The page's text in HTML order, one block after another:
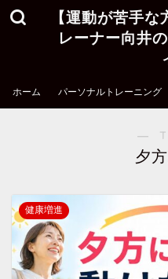
【運動が苦手
レーナー向井
ホーム パーソナルトレーニング
―
夕
健康増進